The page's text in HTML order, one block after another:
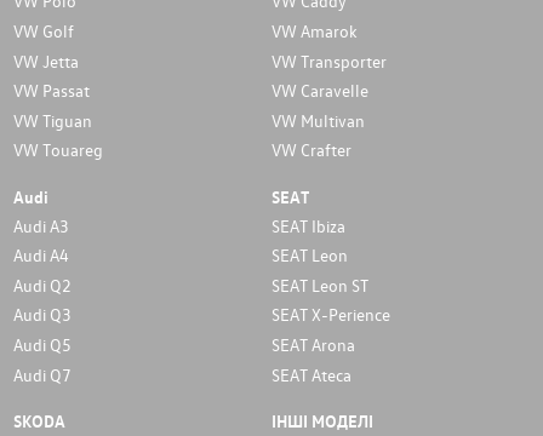
VW Golf
VW Jetta
VW Passat
VW Tiguan
VW Touareg
VW Amarok
VW Transporter
VW Caravelle
VW Multivan
VW Crafter
Audi
Audi A3
Audi A4
Audi Q2
Audi Q3
Audi Q5
Audi Q7
SEAT
SEAT Ibiza
SEAT Leon
SEAT Leon ST
SEAT X-Perience
SEAT Arona
SEAT Ateca
SKODA ІНШІ МОДЕЛІ